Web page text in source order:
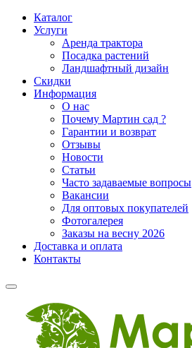
Каталог
Услуги
Аренда трактора
Посадка растений
Ландшафтный дизайн
Скидки
Информация
О нас
Почему Мартин сад ?
Гарантии и возврат
Отзывы
Новости
Статьи
Часто задаваемые вопросы
Вакансии
Для оптовых покупателей
Фотогалерея
Заказы на весну 2026
Доставка и оплата
Контакты